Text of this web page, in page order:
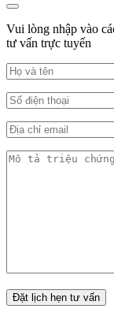
Vui lòng nhập vào
tư vấn trực tuyến